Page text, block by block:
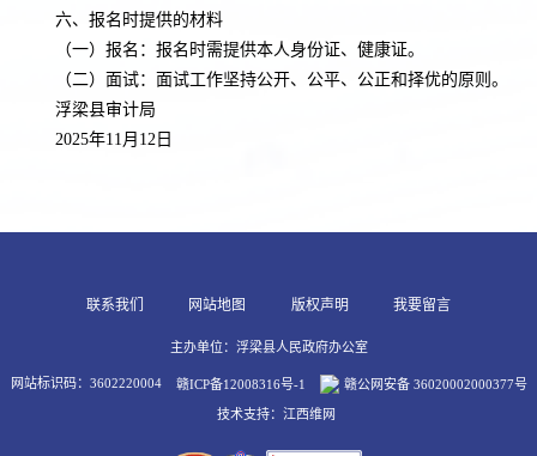
六、报名时提供的材料
（一）报名：报名时需提供本人身份证、健康证。
（二）面试：面试工作坚持公开、公平、公正和择优的原则。
浮梁县审计局
2025年11月12日
联系我们 网站地图 版权声明 我要留言
主办单位：浮梁县人民政府办公室
网站标识码：3602220004 赣ICP备12008316号-1 赣公网安备 36020002000377号
技术支持：江西维网